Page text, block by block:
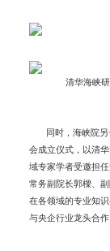
清华海峡
同时，海峡院另
会成立仪式，以清
域专家学者受邀担
常务副院长郭樑、
在各领域的专业知
与央企行业龙头合